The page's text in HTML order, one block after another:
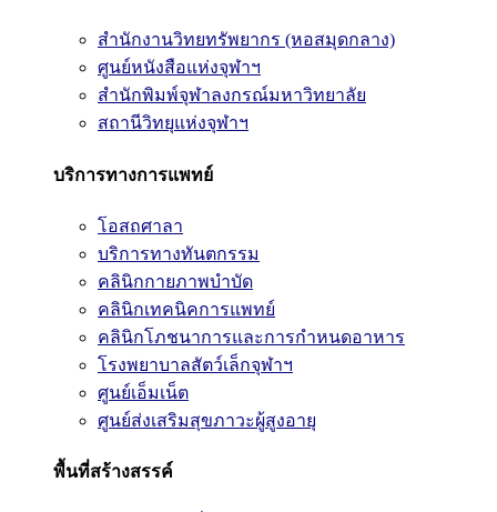
สำนักงานวิทยทรัพยากร (หอสมุดกลาง)
ศูนย์หนังสือแห่งจุฬาฯ
สำนักพิมพ์จุฬาลงกรณ์มหาวิทยาลัย
สถานีวิทยุแห่งจุฬาฯ
บริการทางการแพทย์
โอสถศาลา
บริการทางทันตกรรม
คลินิกกายภาพบำบัด
คลินิกเทคนิคการแพทย์
คลินิกโภชนาการและการกำหนดอาหาร
โรงพยาบาลสัตว์เล็กจุฬาฯ
ศูนย์เอ็มเน็ต
ศูนย์ส่งเสริมสุขภาวะผู้สูงอายุ
พื้นที่สร้างสรรค์